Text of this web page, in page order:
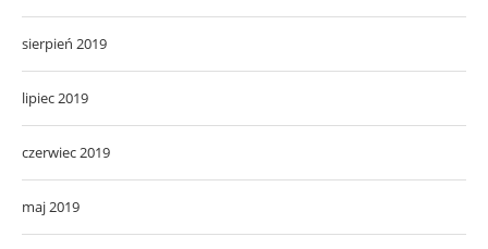
sierpień 2019
lipiec 2019
czerwiec 2019
maj 2019